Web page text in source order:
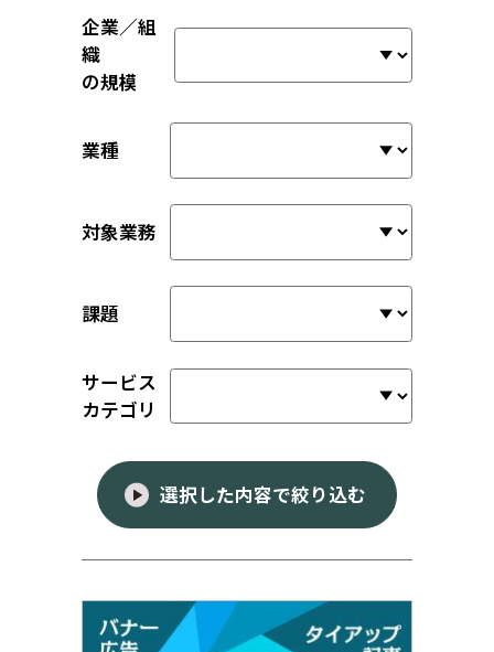
企業／組
織
の規模
業種
対象業務
課題
サービス
カテゴリ
選択した内容で絞り込む